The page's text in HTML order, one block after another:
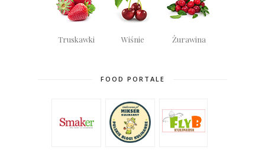
Truskawki Wiśnie Żurawina
FOOD PORTALE